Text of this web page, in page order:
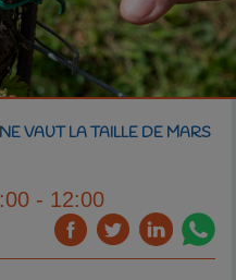
VAUT LA TAILLE DE MARS
- 12:00